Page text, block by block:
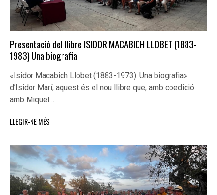
Presentació del llibre ISIDOR MACABICH LLOBET (1883-
1983) Una biografia
«Isidor Macabich Llobet (1883-1973). Una biografia»
d’Isidor Marí; aquest és el nou llibre que, amb coedició
amb Miquel…
LLEGIR-NE MÉS